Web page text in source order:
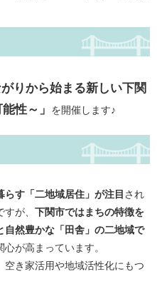
がりから始まる新しい下関
性～」
を開催します♪
す「二地域居住」が注目 され
が、 下関市ではまちの特徴を
然豊かな「田舎」の二地域で
心が高まっています。
き家活用や地域活性化にもつ